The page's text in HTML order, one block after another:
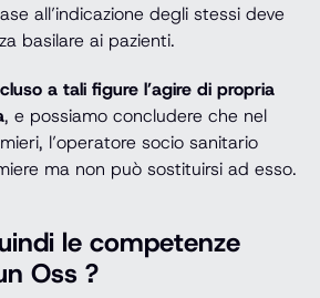
all’indicazione degli stessi deve
basilare ai pazienti.
a tali figure l’agire di propria
, e possiamo concludere che nel
l’operatore socio sanitario
ma non può sostituirsi ad esso.
le competenze
Oss ?